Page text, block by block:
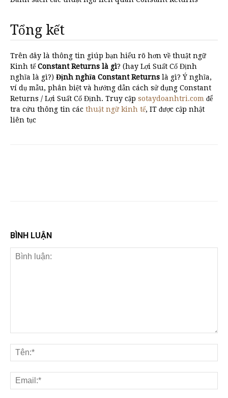
Tổng kết
Trên đây là thông tin giúp bạn hiểu rõ hơn về thuật ngữ
Kinh tếConstant Returns là gì? (hay Lợi Suất Cố Định
nghĩa là gì?) Định nghĩa Constant Returns là gì? Ý nghĩa,
ví dụ mẫu, phân biệt và hướng dẫn cách sử dụng Constant
Returns / Lợi Suất Cố Định. Truy cập sotaydoanhtri.com để
tra cứu thông tin các thuật ngữ kinh tế, IT được cập nhật
liên tục
BÌNH LUẬN